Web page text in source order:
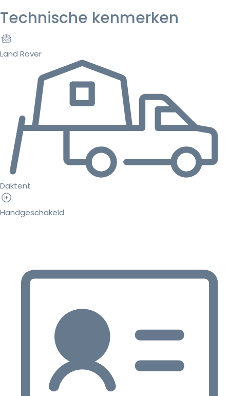
Technische kenmerken
Land Rover
Daktent
Handgeschakeld